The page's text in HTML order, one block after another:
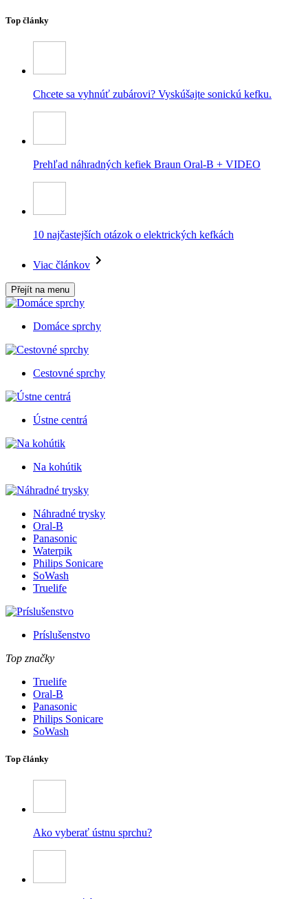
Top články
Chcete sa vyhnúť zubárovi? Vyskúšajte sonickú kefku.
Prehľad náhradných kefiek Braun Oral-B + VIDEO
10 najčastejších otázok o elektrických kefkách
Viac článkov
Přejít na menu
Domáce sprchy
Cestovné sprchy
Ústne centrá
Na kohútik
Náhradné trysky
Oral-B
Panasonic
Waterpik
Philips Sonicare
SoWash
Truelife
Príslušenstvo
Top značky
Truelife
Oral-B
Panasonic
Philips Sonicare
SoWash
Top články
Ako vyberať ústnu sprchu?